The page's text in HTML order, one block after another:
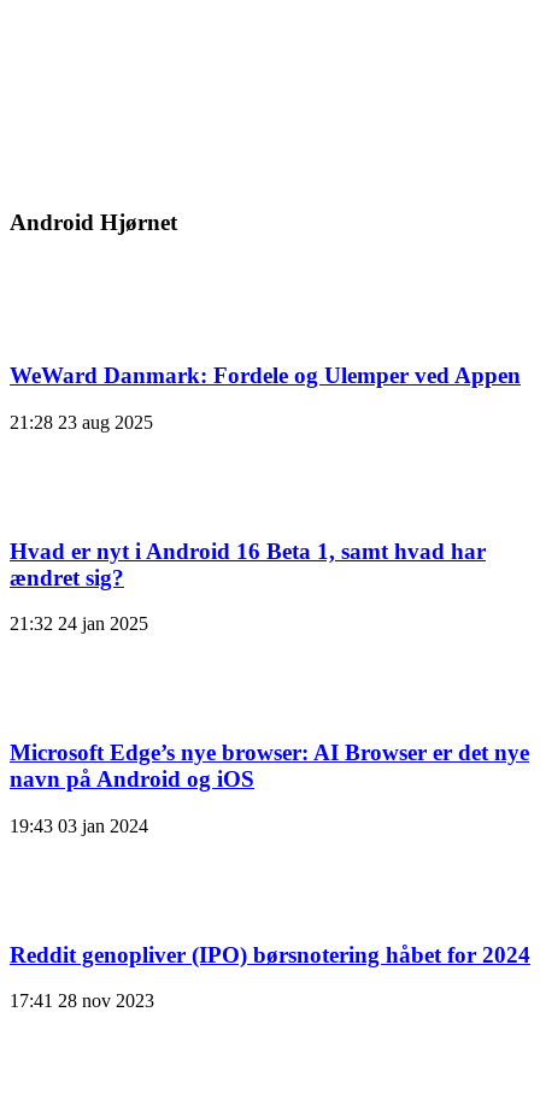
Android Hjørnet
WeWard Danmark: Fordele og Ulemper ved Appen
21:28 23 aug 2025
Hvad er nyt i Android 16 Beta 1, samt hvad har
ændret sig?
21:32 24 jan 2025
Microsoft Edge’s nye browser: AI Browser er det nye
navn på Android og iOS
19:43 03 jan 2024
Reddit genopliver (IPO) børsnotering håbet for 2024
17:41 28 nov 2023